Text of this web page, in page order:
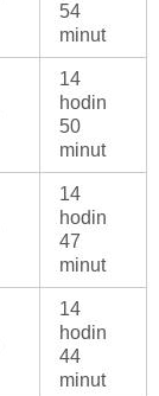
54
minut
14
hodin
50
minut
14
hodin
47
minut
14
hodin
44
minut